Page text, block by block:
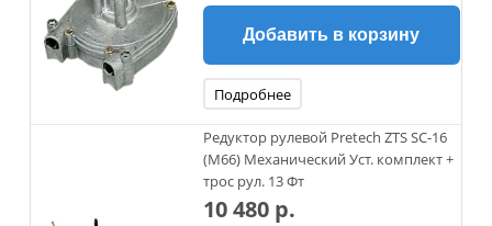
Добавить в корзину
Подробнее
Редуктор рулевой Pretech ZTS SC-16
(M66) Механический Уст. комплект +
трос рул. 13 Фт
10 480 р.